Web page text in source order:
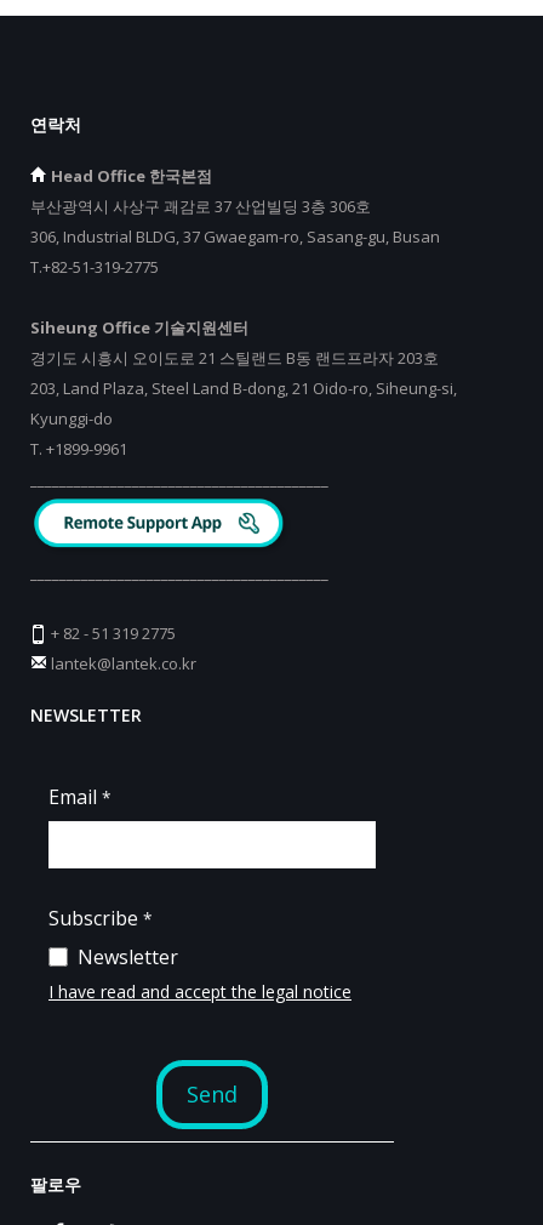
연락처
Head Office 한국본점
부산광역시 사상구 괘감로 37 산업빌딩 3층 306호
306, Industrial BLDG, 37 Gwaegam-ro, Sasang-gu, Busan
T.+82-51-319-2775
Siheung Office 기술지원센터
경기도 시흥시 오이도로 21 스틸랜드 B동 랜드프라자 203호
203, Land Plaza, Steel Land B-dong, 21 Oido-ro, Siheung-si,
Kyunggi-do
T. +1899-9961
+ 82 - 51 319 2775
lantek@lantek.co.kr
NEWSLETTER
팔로우